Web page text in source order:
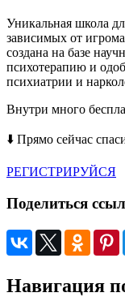
Уникальная школа
зависимых от
создана на базе
психотерапию и
психиатрии и
Внутри много
⬇️ Прямо сейчас
РЕГИСТРИРУЙСЯ
Поделиться
Навигация